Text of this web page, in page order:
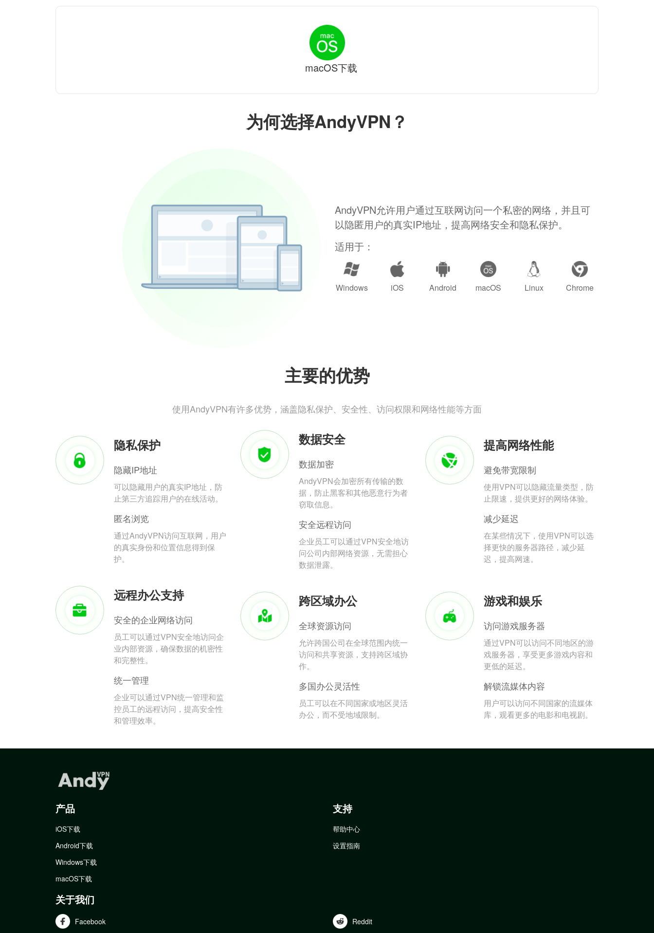
为何选择AndyVPN？
AndyVPN允许用户通过互联网访问一个私密的网络，并且可
以隐匿用户的真实IP地址，提高网络安全和隐私保护。
适用于：
Windows iOS Android macOS Linux Chrome
主要的优势
使用AndyVPN有许多优势，涵盖隐私保护、安全性、访问权限和网络性能等方面
隐私保护
隐藏IP地址
可以隐藏用户的真实IP地址，防
止第三方追踪用户的在线活动。
匿名浏览
通过AndyVPN访问互联网，用户
的真实身份和位置信息得到保
护。
数据安全
数据加密
AndyVPN会加密所有传输的数
据，防止黑客和其他恶意行为者
窃取信息。
安全远程访问
企业员工可以通过VPN安全地访
问公司内部网络资源，无需担心
数据泄露。
提高网络性能
避免带宽限制
使用VPN可以隐藏流量类型，防
止限速，提供更好的网络体验。
减少延迟
在某些情况下，使用VPN可以选
择更快的服务器路径，减少延
迟，提高网速。
远程办公支持
安全的企业网络访问
员工可以通过VPN安全地访问企
业内部资源，确保数据的机密性
和完整性。
统一管理
企业可以通过VPN统一管理和监
控员工的远程访问，提高安全性
和管理效率。
跨区域办公
全球资源访问
允许跨国公司在全球范围内统一
访问和共享资源，支持跨区域协
作。
多国办公灵活性
员工可以在不同国家或地区灵活
办公，而不受地域限制。
游戏和娱乐
访问游戏服务器
通过VPN可以访问不同地区的游
戏服务器，享受更多游戏内容和
更低的延迟。
解锁流媒体内容
用户可以访问不同国家的流媒体
库，观看更多的电影和电视剧。
macOS下载
产品
iOS下载
Android下载
Windows下载
macOS下载
支持
帮助中心
设置指南
关于我们
Facebook Reddit